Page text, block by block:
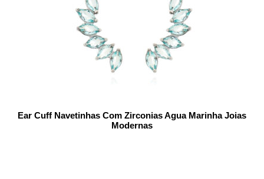
Ear Cuff Navetinhas Com Zirconias Agua Marinha Joias
Modernas